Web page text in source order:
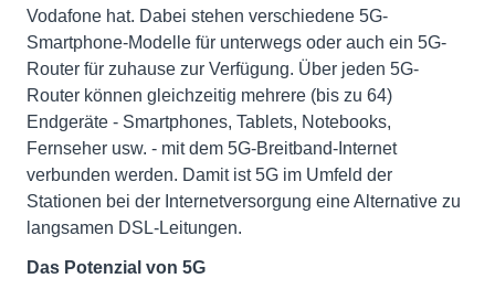
Vodafone hat. Dabei stehen verschiedene 5G-
Smartphone-Modelle für unterwegs oder auch ein 5G-
Router für zuhause zur Verfügung. Über jeden 5G-
Router können gleichzeitig mehrere (bis zu 64)
Endgeräte - Smartphones, Tablets, Notebooks,
Fernseher usw. - mit dem 5G-Breitband-Internet
verbunden werden. Damit ist 5G im Umfeld der
Stationen bei der Internetversorgung eine Alternative zu
langsamen DSL-Leitungen.
Das Potenzial von 5G